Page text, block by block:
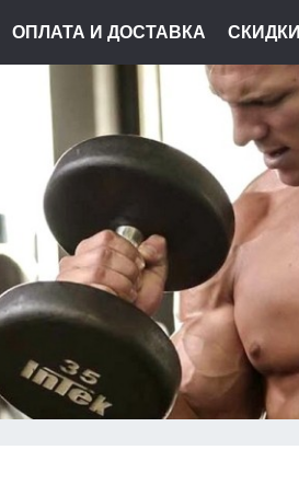
ОПЛАТА И ДОСТАВКА СКИДКИ